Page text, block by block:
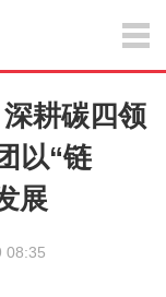
耕碳四领
以“链
展
08:35